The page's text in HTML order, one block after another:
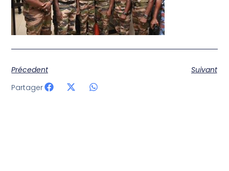
Précedent
Suivant
Partager